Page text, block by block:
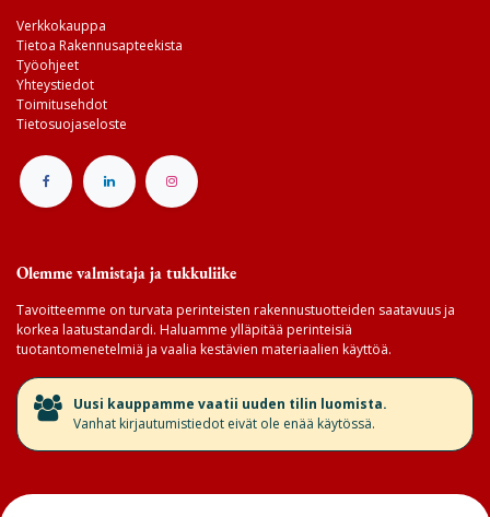
Verkkokauppa
Tietoa Rakennusapteekista
Työohjeet
Yhteystiedot
Toimitusehdot
Tietosuojaseloste
Olemme valmistaja ja tukkuliike
Tavoitteemme on turvata perinteisten rakennustuotteiden saatavuus ja
korkea laatustandardi. Haluamme ylläpitää perinteisiä
tuotantomenetelmiä ja vaalia kestävien materiaalien käyttöä.
​Uusi kauppamme vaatii uuden tilin luomista.
Vanhat kirjautumistiedot eivät ole enää käytössä.